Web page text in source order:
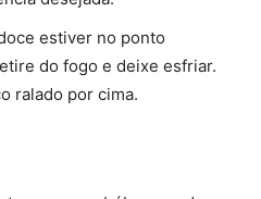
estiver no ponto
do fogo e deixe esfriar.
ralado por cima.